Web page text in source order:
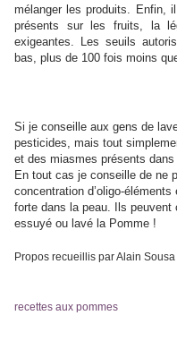
mélanger les produits. Enfin,
présents sur les fruits, la
exigeantes. Les seuils
bas, plus de 100 fois moins
Si je conseille aux gens de
pesticides, mais tout
et des miasmes présents dans
En tout cas je conseille de ne
concentration d’oligo-
forte dans la peau. Ils
essuyé ou lavé la Pomme !
Propos recueillis par Alain Sousa
recettes aux pommes